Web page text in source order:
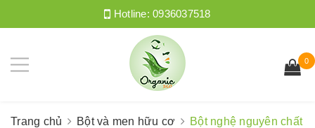
Hotline:0936037518
0
Trang chủ Bột và men hữu cơ
Bột nghệ nguyên chất